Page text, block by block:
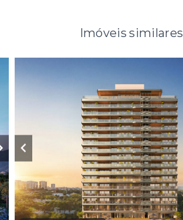
Imóveis similares